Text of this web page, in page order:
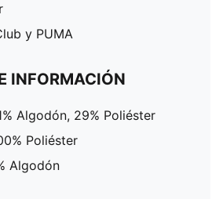
y PUMA
INFORMACIÓN
Algodón, 29% Poliéster
Poliéster
Algodón